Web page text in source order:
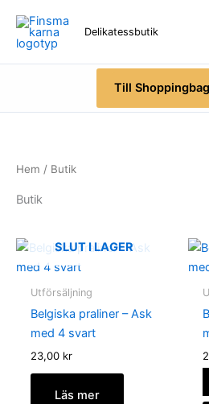
innehåll
Delikatessbutik
Till
Hem / Butik
Butik
SLUT I LAGER
Utförsäljning
Belgiska praliner – Ask
med 4 svart
23,00 kr
Läs mer